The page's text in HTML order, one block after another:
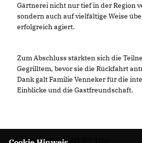
Gärtnerei nicht nur tief in der Region
sondern auch auf vielfältige Weise
erfolgreich agiert.
Zum Abschluss stärkten sich die
Gegrilltem, bevor sie die Rückfahrt
Dank galt Familie Venneker für die
Einblicke und die Gastfreundschaft.
23.09.2024, 20:51 Uhr